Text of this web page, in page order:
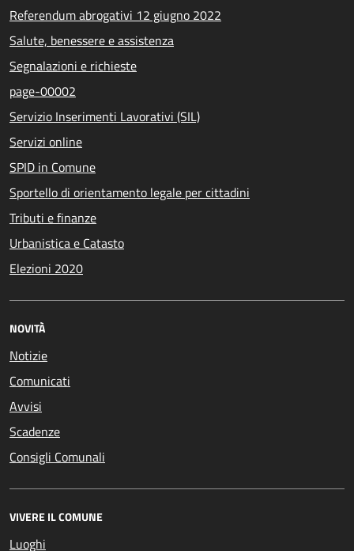
Referendum abrogativi 12 giugno 2022
Salute, benessere e assistenza
Segnalazioni e richieste
page-00002
Servizio Inserimenti Lavorativi (SIL)
Servizi online
SPID in Comune
Sportello di orientamento legale per cittadini
Tributi e finanze
Urbanistica e Catasto
Elezioni 2020
NOVITÀ
Notizie
Comunicati
Avvisi
Scadenze
Consigli Comunali
VIVERE IL COMUNE
Luoghi